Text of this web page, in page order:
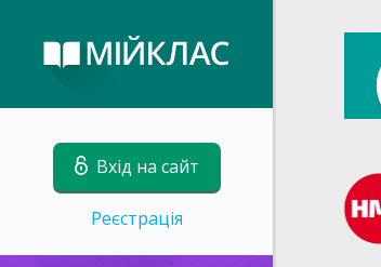
Вхід на сайт
Реєстрація